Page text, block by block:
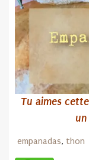
Tu aimes
empanadas, thon